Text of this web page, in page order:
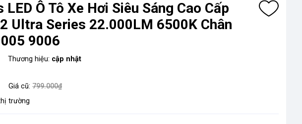
LED Ô Tô Xe Hơi Siêu Sáng Cao Cấp
Ultra Series 22.000LM 6500K Chân
9006
Thương hiệu: cập nhật
Giá cũ:799.000₫
trường